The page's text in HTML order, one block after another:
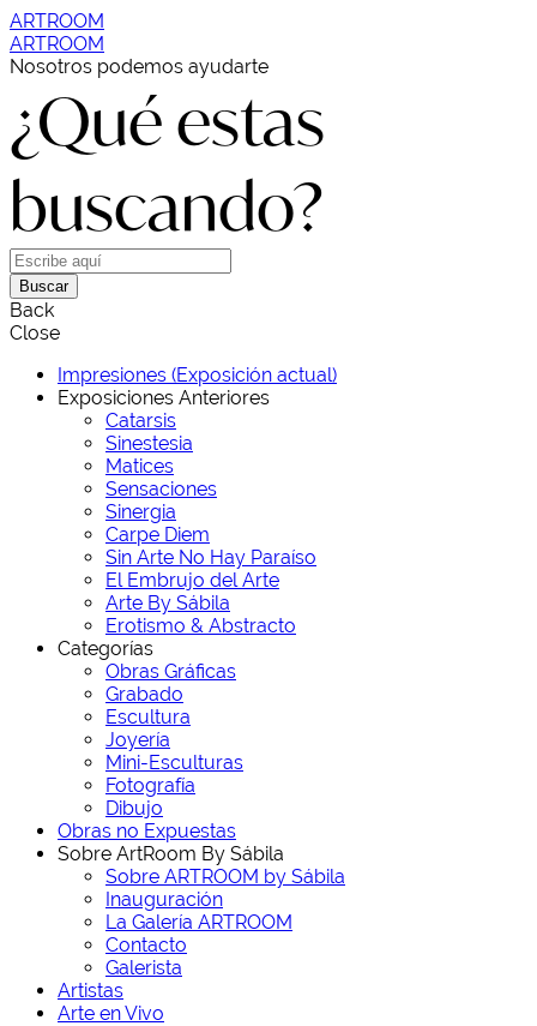
ARTROOM
ARTROOM
Nosotros podemos ayudarte
¿Qué estas
buscando?
Buscar
Back
Close
Impresiones (Exposición actual)
Exposiciones Anteriores
Catarsis
Sinestesia
Matices
Sensaciones
Sinergia
Carpe Diem
Sin Arte No Hay Paraíso
El Embrujo del Arte
Arte By Sábila
Erotismo & Abstracto
Categorías
Obras Gráficas
Grabado
Escultura
Joyería
Mini-Esculturas
Fotografía
Dibujo
Obras no Expuestas
Sobre ArtRoom By Sábila
Sobre ARTROOM by Sábila
Inauguración
La Galería ARTROOM
Contacto
Galerista
Artistas
Arte en Vivo